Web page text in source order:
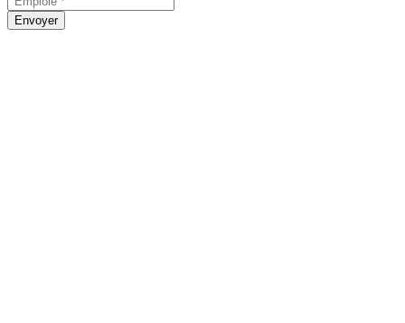
Envoyer